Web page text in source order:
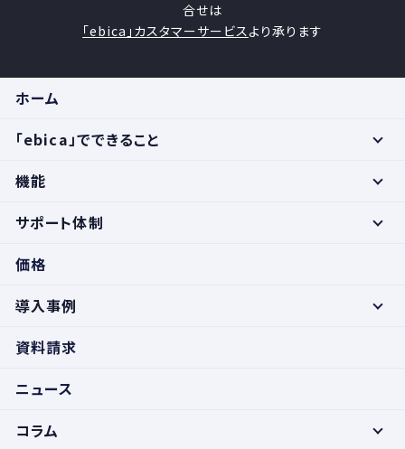
合せは
「ebica」カスタマーサービスより承ります
ホーム
「ebica」でできること
機能
サポート体制
価格
導入事例
資料請求
ニュース
コラム